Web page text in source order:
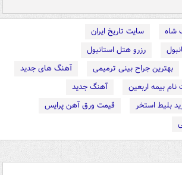
شاه
سایت تاریخ ایران
رزرو هتل استانبول
بهترین جراح بینی ترمیمی
آهنگ های جدید
نام بیمه اربعین
آهنگ جدید
بلیط استخر
قیمت ورق آهن پرایس